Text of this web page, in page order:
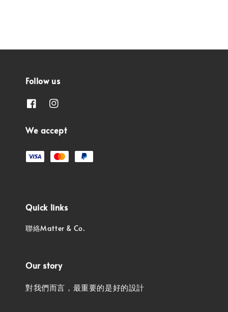
Follow us
We accept
Quick links
聯絡Matter & Co.
Our story
對我們而言，最重要的是好的設計